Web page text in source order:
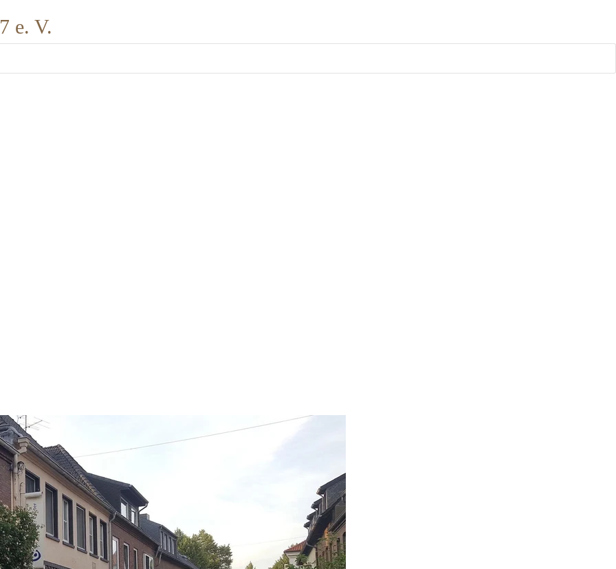
e. V.